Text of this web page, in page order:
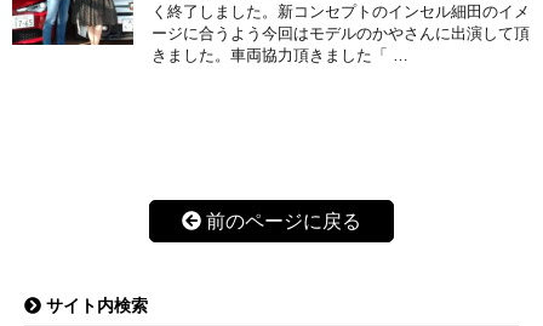
く終了しました。新コンセプトのインセル細田のイメ
ージに合うよう今回はモデルのかやさんに出演して頂
きました。車両協力頂きました「 …
前のページに戻る
サイト内検索